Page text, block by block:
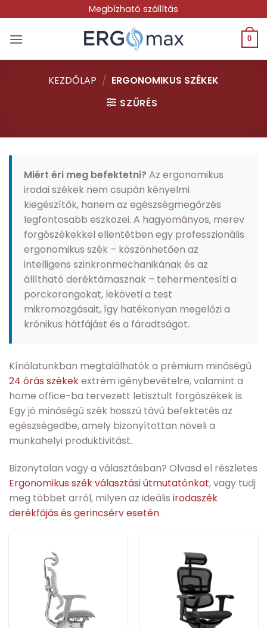
to
content
Megbízható szállítás
0
KEZDŐLAP / ERGONOMIKUS SZÉKEK
SZŰRÉS
Miért éri meg befektetni?Az ergonomikus
irodai székek nem csupán kényelmi
kiegészítők, hanem az egészségmegőrzés
legfontosabb eszközei. A hagyományos, merev
forgószékekkel ellentétben egy professzionális
ergonomikus szék – köszönhetően az
intelligens szinkronmechanikának és az
állítható deréktámasznak – tehermentesíti a
porckorongokat, leköveti a test
mikromozgásait, így hatékonyan megelőzi a
krónikus hátfájást és a fáradtságot.
Kínálatunkban megtalálhatók a prémium minőségű
24 órás székekextrém igénybevételre, valamint a
home office-ba tervezett letisztult forgószékek is.
Egy jó minőségű szék hosszú távú befektetés az
egészségedbe, amely bizonyítottan növeli a
munkahelyi produktivitást.
Bizonytalan vagy a választásban? Olvasd el részletes
Ergonomikus szék választási útmutatónkat, vagy tudj
meg többet arról, milyen az ideális irodaszék
derékfájás és gerincsérv esetén.